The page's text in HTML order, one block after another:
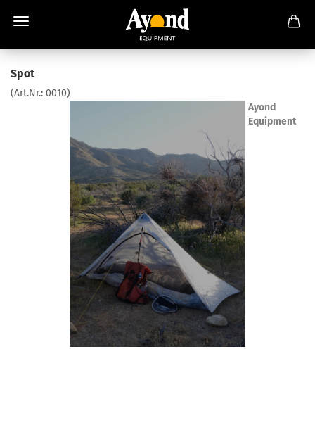
Spot
(Art.Nr.: 0010)
Ayond
Equipment